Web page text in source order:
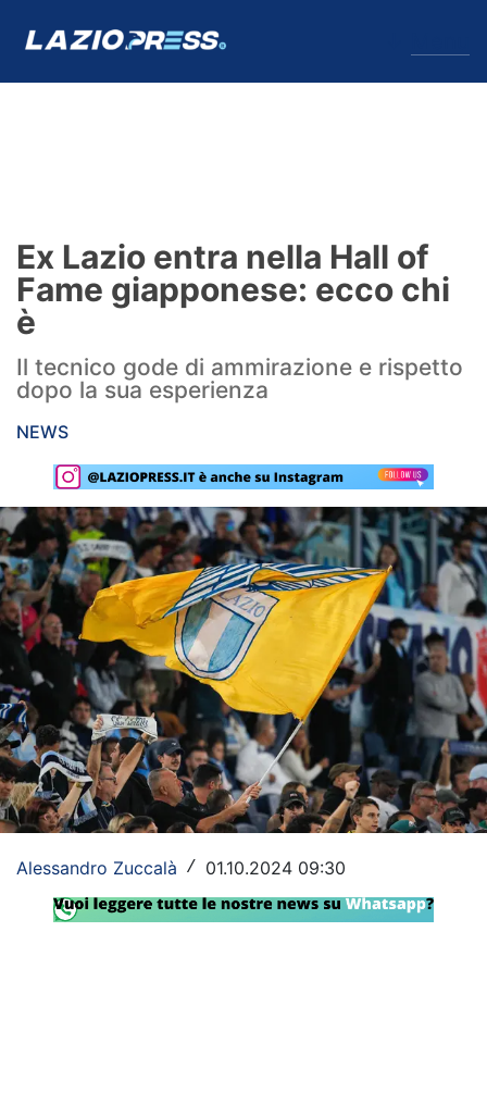
Formello
Primavera
Calciomercato
Lazio Women
Rassegna Lazio
Social
Calcio
Serie A
Champions League
Europa League
Altri Sport
Tennis
Ex Lazio entra nella Hall of
Fame giapponese: ecco chi
è
Il tecnico gode di ammirazione e rispetto
dopo la sua esperienza
NEWS
Alessandro Zuccalà / 01.10.2024 09:30